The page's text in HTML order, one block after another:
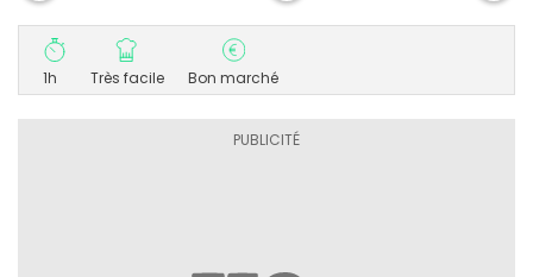
1h Très facile Bon marché